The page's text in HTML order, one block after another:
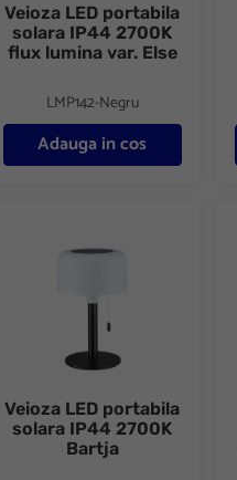
Veioza LED portabila
solara IP44 2700K
flux lumina var. Else
LMP142-Negru
Adauga in cos
Veioza LED portabila
solara IP44 2700K
Bartja